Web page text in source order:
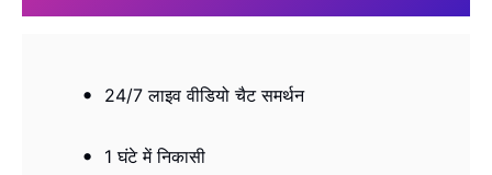
24/7 लाइव वीडियो चैट समर्थन
1 घंटे में निकासी